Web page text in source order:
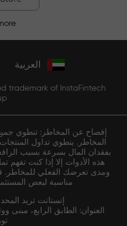
العربية
trademark of InstaFintech
إفصاح عن المخاطر: تنطوي
المخاطر. ينطوي تداول
بفقدان المال بسرعة بسبب
هذه الأدوات إلا إذا كنت تفهم
ومدى تعرضك الفعلي للمخاطر.
مناسبة لبعض
إنستانت تريد
العنوان: الطابق الرابع، مبنى